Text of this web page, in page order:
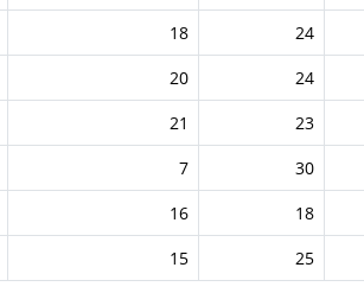
18 24
20 24
21 23
7 30
16 18
15 25